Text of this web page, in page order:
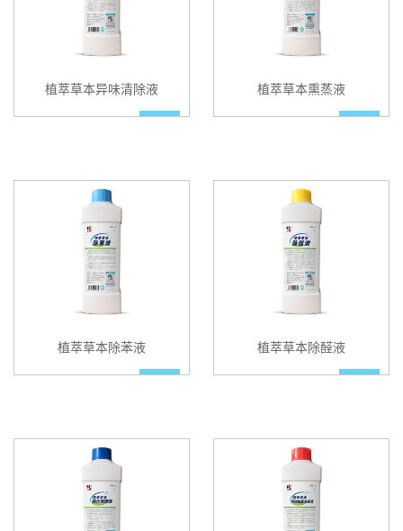
植萃草本异味清除液 植萃草本熏蒸液
植萃草本除苯液 植萃草本除醛液